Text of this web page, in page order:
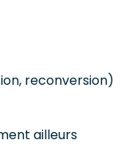
reconversion)
ailleurs